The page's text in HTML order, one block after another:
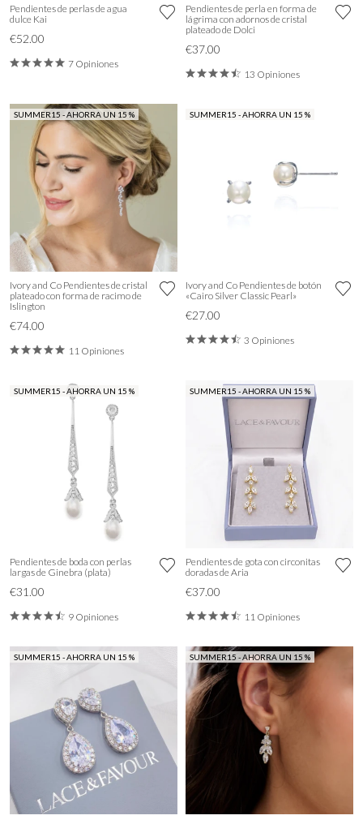
Pendientes de perlas de agua
dulce Kai
€52.00
7 Opiniones
Pendientes de perla en forma de
lágrima con adornos de cristal
plateado de Dolci
€37.00
13 Opiniones
SUMMER15 - AHORRA UN 15 %
Ivory and Co Pendientes de cristal
plateado con forma de racimo de
Islington
€74.00
11 Opiniones
SUMMER15 - AHORRA UN 15 %
Ivory and Co Pendientes de botón
«Cairo Silver Classic Pearl»
€27.00
3 Opiniones
SUMMER15 - AHORRA UN 15 %
Pendientes de boda con perlas
largas de Ginebra (plata)
€31.00
9 Opiniones
SUMMER15 - AHORRA UN 15 %
Pendientes de gota con circonitas
doradas de Aria
€37.00
11 Opiniones
SUMMER15 - AHORRA UN 15 % SUMMER15 - AHORRA UN 15 %